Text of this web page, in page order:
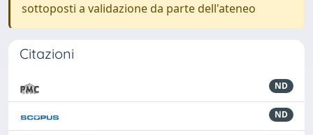
sottoposti a validazione da parte dell'ateneo
Citazioni
ND
ND